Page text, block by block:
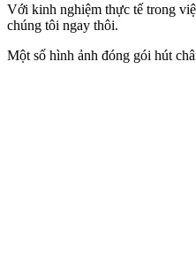
Với kinh nghiệm thực tế trong
chúng tôi ngay thôi.
Một số hình ảnh đóng gói hút